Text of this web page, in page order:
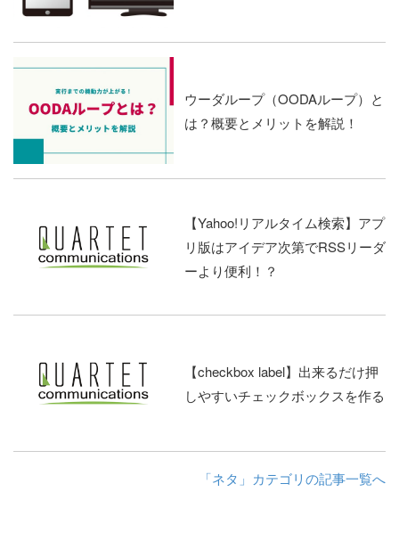
ウーダループ（OODAループ）と
は？概要とメリットを解説！
【Yahoo!リアルタイム検索】アプ
リ版はアイデア次第でRSSリーダ
ーより便利！？
【checkbox label】出来るだけ押
しやすいチェックボックスを作る
「ネタ」カテゴリの記事一覧へ